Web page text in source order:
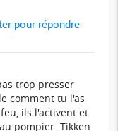
pour répondre
trop presser
comment tu l'as
ils l'activent et
pompier. Tikken